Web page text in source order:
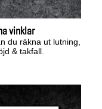
vinklar
du räkna ut lutning,
& takfall.